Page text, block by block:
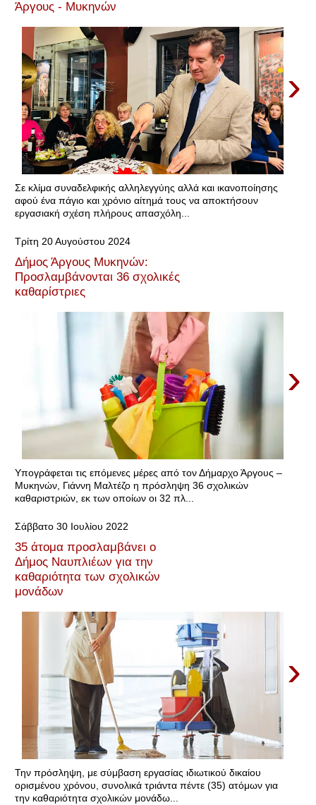
Άργους - Μυκηνών
›
Σε κλίμα συναδελφικής αλληλεγγύης αλλά και ικανοποίησης
αφού ένα πάγιο και χρόνιο αίτημά τους να αποκτήσουν
εργασιακή σχέση πλήρους απασχόλη...
Τρίτη 20 Αυγούστου 2024
Δήμος Άργους Μυκηνών:
Προσλαμβάνονται 36 σχολικές
καθαρίστριες
›
Υπογράφεται τις επόμενες μέρες από τον Δήμαρχο Άργους –
Μυκηνών, Γιάννη Μαλτέζο η πρόσληψη 36 σχολικών
καθαριστριών, εκ των οποίων οι 32 πλ...
Σάββατο 30 Ιουλίου 2022
35 άτομα προσλαμβάνει ο
Δήμος Ναυπλιέων για την
καθαριότητα των σχολικών
μονάδων
›
Την πρόσληψη, με σύμβαση εργασίας ιδιωτικού δικαίου
ορισμένου χρόνου, συνολικά τριάντα πέντε (35) ατόμων για
την καθαριότητα σχολικών μονάδω...